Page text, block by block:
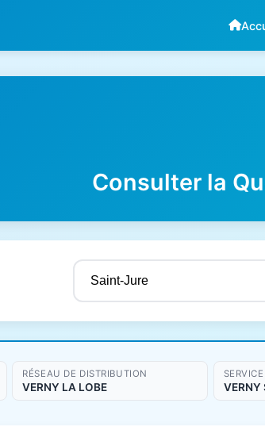
Consulter la
RÉSEAU DE DISTRIBUTION
VERNY LA LOBE VERNY